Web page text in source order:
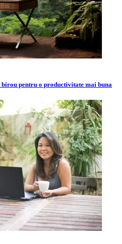
pentru o productivitate mai buna